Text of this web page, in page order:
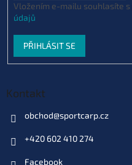
Vložením e-mailu souhlasíte s
údajů
PŘIHLÁSIT SE
Kontakt
obchod@sportcarp.cz
+420 602 410 274
Facebook